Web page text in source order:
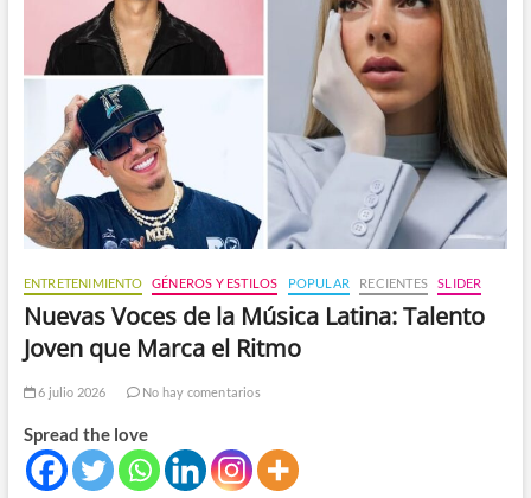
ENTRETENIMIENTO GÉNEROS Y ESTILOS POPULAR RECIENTES SLIDER
Nuevas Voces de la Música Latina: Talento
Joven que Marca el Ritmo
6 julio 2026 No hay comentarios
Spread the love